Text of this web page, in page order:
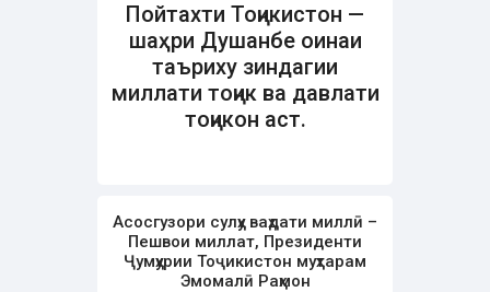
Пойтахти Тоҷикистон —
шаҳри Душанбе оинаи
таъриху зиндагии
миллати тоҷик ва давлати
тоҷикон аст.
Асосгузори сулҳу ваҳдати миллӣ –
Пешвои миллат, Президенти
Ҷумҳурии Тоҷикистон муҳтарам
Эмомалӣ Раҳмон